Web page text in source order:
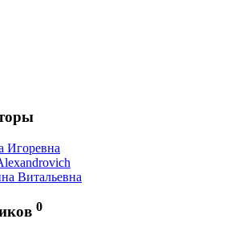
Игоревна
Витальевна
0